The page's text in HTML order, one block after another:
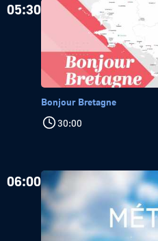
05:30
Bonjour Bretagne
30:00
06:00